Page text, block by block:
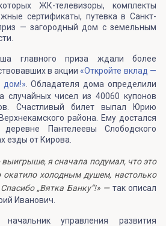
ЖК-телевизоры, комплекты
сертификаты, путевка в Санкт-
— загородный дом с земельным
главного приза ждали более
в акции «Откройте вклад —
дом!» . Обладателя дома определили
случайных чисел из 40060 купонов
Счастливый билет выпал Юрию
района. Ему достался
Пантелеевы Слободского
езды от Кирова.
я сначала подумал, что это
холодным душем, настолько
„Вятка Банку“!» — так описал
Иванович.
управления развития